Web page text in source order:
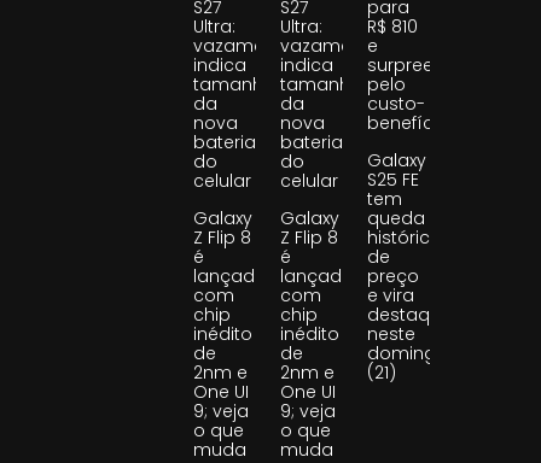
S27
Ultra:
vazamento
indica
tamanho
da
nova
bateria
do
celular
Galaxy
Z Flip 8
é
lançado
com
chip
inédito
de
2nm e
One UI
9; veja
o que
muda
S27
Ultra:
vazamento
indica
tamanho
da
nova
bateria
do
celular
Galaxy
Z Flip 8
é
lançado
com
chip
inédito
de
2nm e
One UI
9; veja
o que
muda
para
R$ 810
e
surpreende
pelo
custo-
benefício
Galaxy
S25 FE
tem
queda
histórica
de
preço
e vira
destaque
neste
domingo
(21)